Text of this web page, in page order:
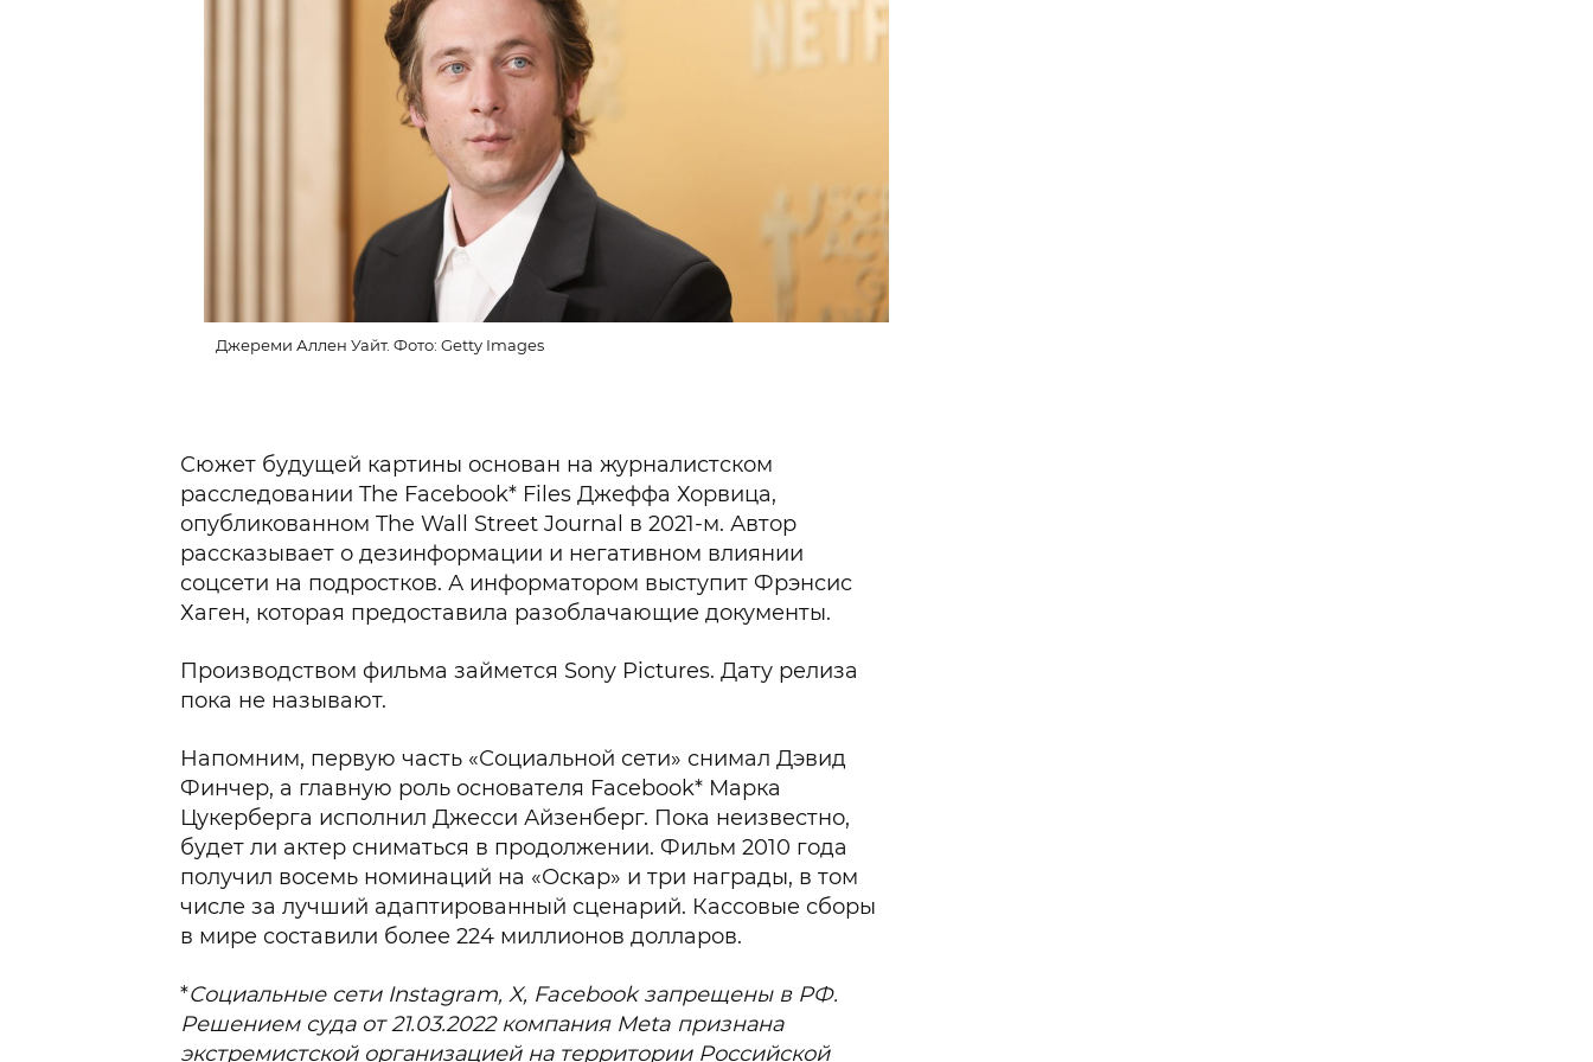
Джереми Аллен Уайт. Фото: Getty Images
Сюжет будущей картины основан на журналистском
расследовании The Facebook* Files Джеффа Хорвица,
опубликованном The Wall Street Journal в 2021-м. Автор
рассказывает о дезинформации и негативном влиянии
соцсети на подростков. А информатором выступит Фрэнсис
Хаген, которая предоставила разоблачающие документы.
Производством фильма займется Sony Pictures. Дату релиза
пока не называют.
Напомним, первую часть «Социальной сети» снимал Дэвид
Финчер, а главную роль основателя Facebook* Марка
Цукерберга исполнил Джесси Айзенберг. Пока неизвестно,
будет ли актер сниматься в продолжении. Фильм 2010 года
получил восемь номинаций на «Оскар» и три награды, в том
числе за лучший адаптированный сценарий. Кассовые сборы
в мире составили более 224 миллионов долларов.
*Социальные сети Instagram, X, Facebook запрещены в РФ.
Решением суда от 21.03.2022 компания Meta признана
экстремистской организацией на территории Российской